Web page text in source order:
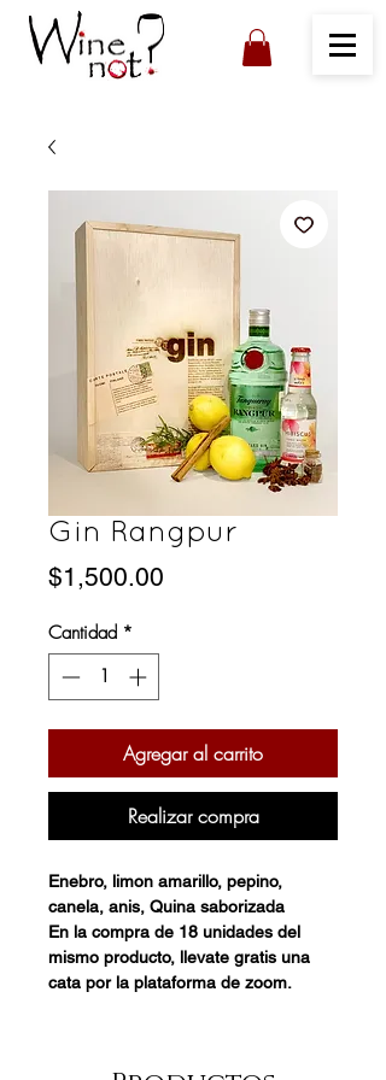
Gin Rangpur
$1,500.00
Cantidad *
Agregar al carrito
Realizar compra
Enebro, limon amarillo, pepino,
canela, anis, Quina saborizada
En la compra de 18 unidades del
mismo producto, llevate gratis una
cata por la plataforma de zoom.